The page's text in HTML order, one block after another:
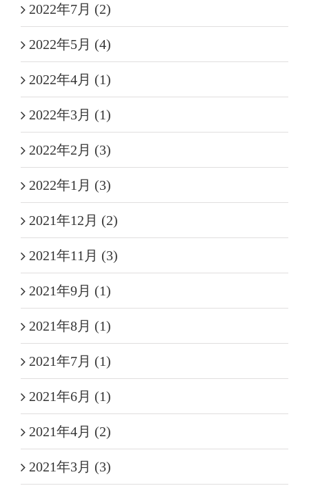
2022年7月 (2)
2022年5月 (4)
2022年4月 (1)
2022年3月 (1)
2022年2月 (3)
2022年1月 (3)
2021年12月 (2)
2021年11月 (3)
2021年9月 (1)
2021年8月 (1)
2021年7月 (1)
2021年6月 (1)
2021年4月 (2)
2021年3月 (3)